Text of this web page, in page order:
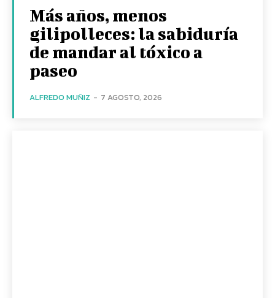
Más años, menos
gilipolleces: la sabiduría
de mandar al tóxico a
paseo
ALFREDO MUÑIZ - 7 AGOSTO, 2026